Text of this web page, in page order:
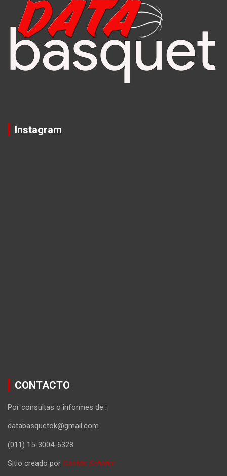
Instagram
CONTACTO
Por consultas o informes de :
databasquetok@gmail.com
(011) 15-3004-6328
Sitio creado por Gastón Schafer